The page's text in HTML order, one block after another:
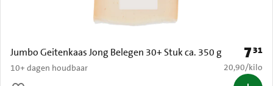
Jumbo Geitenkaas Jong Belegen 30+ Stuk ca. 350 g
10+ dagen houdbaar
Prijs:
731
€ 20,90 per
20,90/kilo